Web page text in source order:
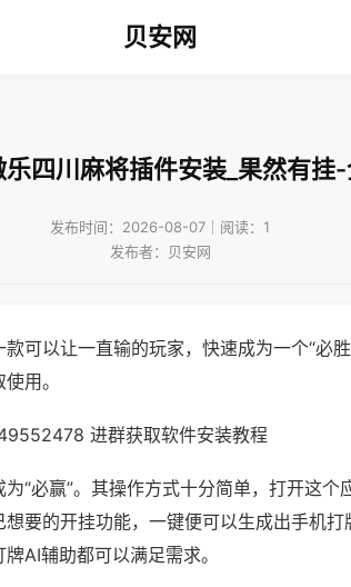
贝安网
四川麻将插件安装_果然有挂
发布时间：2026-08-07｜阅读：1
发布者：贝安网
可以让一直输的玩家，快速成为一个“必
用。
进群获取软件安装教程
“必赢”。其操作方式十分简单，打开这个
要的开挂功能，一键便可以生成出手机
AI辅助都可以满足需求。